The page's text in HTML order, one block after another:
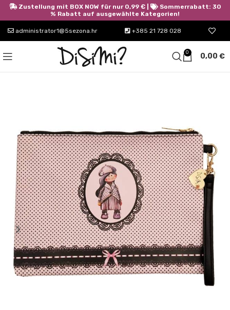
administrator1@5sezona.hr +385 21 728 028
0 0,00 €
Zustellung mit BOX NOW für nur 0,99 € |
Sommerrabatt: 30
% Rabatt auf ausgewählte Kategorien!